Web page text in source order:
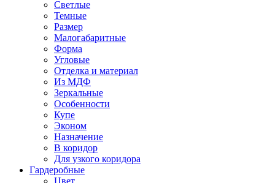
Светлые
Темные
Размер
Малогабаритные
Форма
Угловые
Отделка и материал
Из МДФ
Зеркальные
Особенности
Купе
Эконом
Назначение
В коридор
Для узкого коридора
Гардеробные
Цвет